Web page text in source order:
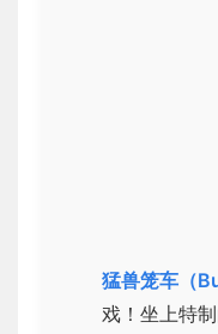
猛兽笼车（
戏！坐上特